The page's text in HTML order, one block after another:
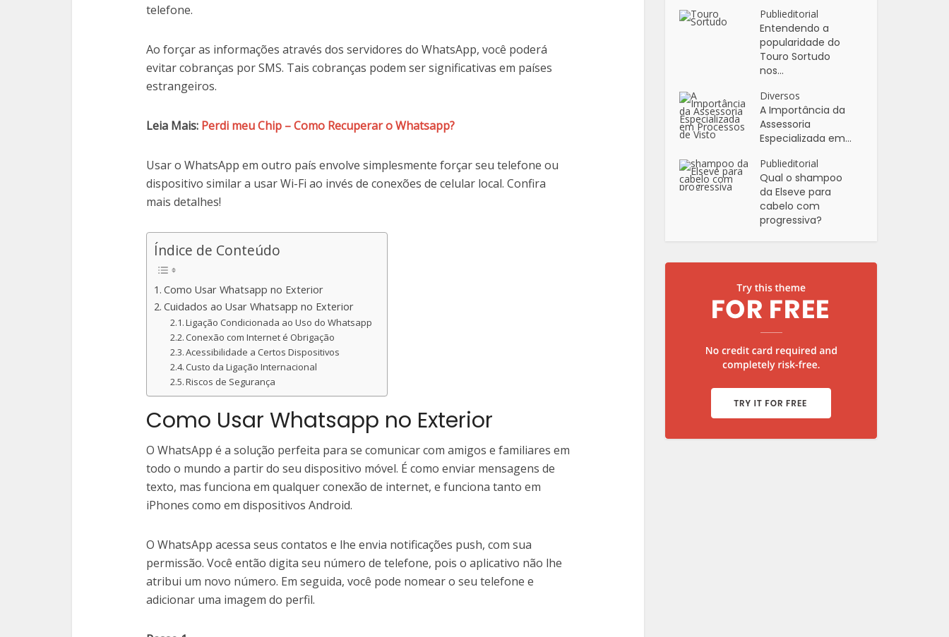
telefone.
Ao forçar as informações através dos servidores do WhatsApp, você poderá
evitar cobranças por SMS. Tais cobranças podem ser significativas em países
estrangeiros.
Leia Mais: Perdi meu Chip – Como Recuperar o Whatsapp?
Usar o WhatsApp em outro país envolve simplesmente forçar seu telefone ou
dispositivo similar a usar Wi-Fi ao invés de conexões de celular local. Confira
mais detalhes!
Índice de Conteúdo
Como Usar Whatsapp no Exterior
Cuidados ao Usar Whatsapp no Exterior
Ligação Condicionada ao Uso do Whatsapp
Conexão com Internet é Obrigação
Acessibilidade a Certos Dispositivos
Custo da Ligação Internacional
Riscos de Segurança
Como Usar Whatsapp no Exterior
O WhatsApp é a solução perfeita para se comunicar com amigos e familiares em
todo o mundo a partir do seu dispositivo móvel. É como enviar mensagens de
texto, mas funciona em qualquer conexão de internet, e funciona tanto em
iPhones como em dispositivos Android.
O WhatsApp acessa seus contatos e lhe envia notificações push, com sua
permissão. Você então digita seu número de telefone, pois o aplicativo não lhe
atribui um novo número. Em seguida, você pode nomear o seu telefone e
adicionar uma imagem do perfil.
Publieditorial
Entendendo a
popularidade do
Touro Sortudo
nos...
Diversos
A Importância da
Assessoria
Especializada em...
Publieditorial
Qual o shampoo
da Elseve para
cabelo com
progressiva?